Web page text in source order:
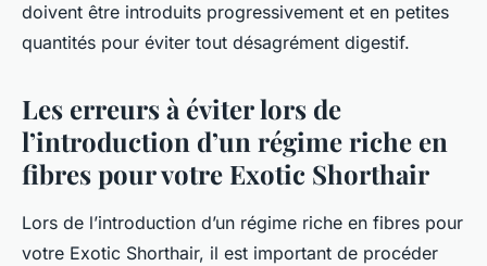
doivent être introduits progressivement et en petites
quantités pour éviter tout désagrément digestif.
Les erreurs à éviter lors de
l’introduction d’un régime riche en
fibres pour votre Exotic Shorthair
Lors de l’introduction d’un régime riche en fibres pour
votre Exotic Shorthair, il est important de procéder